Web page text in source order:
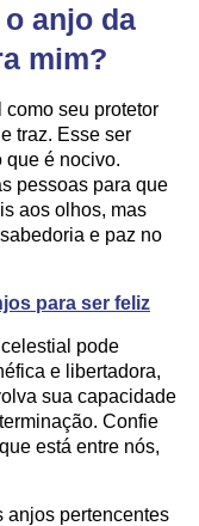
anjo da
mim?
seu protetor
traz. Esse ser
que é nocivo.
pessoas para que
aos olhos, mas
e paz no
para ser feliz
pode
e libertadora,
sua capacidade
Confie
está entre nós,
anjos pertencentes